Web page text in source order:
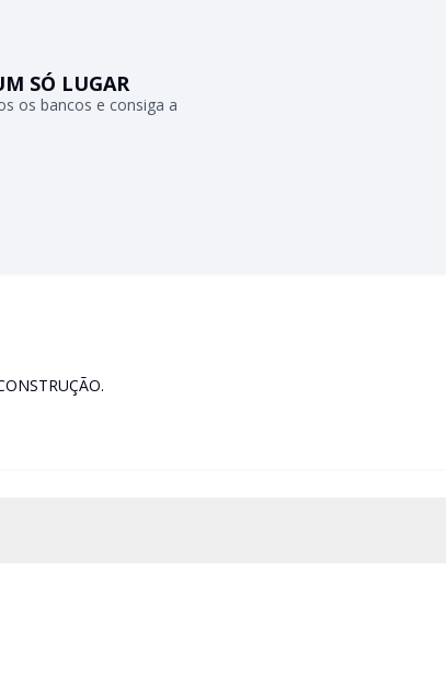
SÓ LUGAR
os bancos e consiga a